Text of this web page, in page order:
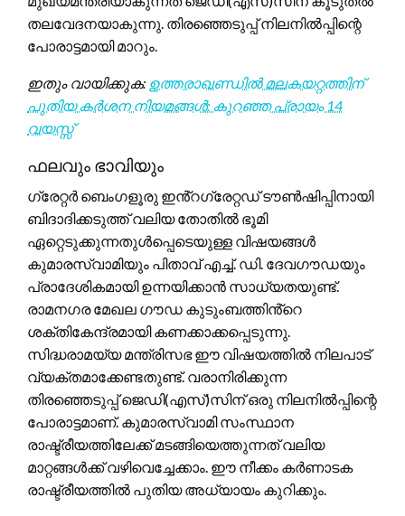
തലവേദനയാകുന്നു. തിരഞ്ഞെടുപ്പ് നിലനിൽപ്പിന്റെ
പോരാട്ടമായി മാറും.
ഇതും വായിക്കുക: ഉത്തരാഖണ്ഡിൽ മലകയറ്റത്തിന്
പുതിയ കര്‍ശന നിയമങ്ങൾ: കുറഞ്ഞ പ്രായം 14
വയസ്സ്
ഫലവും ഭാവിയും
ഗ്രേറ്റർ ബെംഗളൂരു ഇൻ്റഗ്രേറ്റഡ് ടൗൺഷിപ്പിനായി
ബിദാദിക്കടുത്ത് വലിയ തോതിൽ ഭൂമി
ഏറ്റെടുക്കുന്നതുൾപ്പെടെയുള്ള വിഷയങ്ങൾ
കുമാരസ്വാമിയും പിതാവ് എച്ച്. ഡി. ദേവഗൗഡയും
പ്രാദേശികമായി ഉന്നയിക്കാൻ സാധ്യതയുണ്ട്.
രാമനഗര മേഖല ഗൗഡ കുടുംബത്തിൻ്റെ
ശക്തികേന്ദ്രമായി കണക്കാക്കപ്പെടുന്നു.
സിദ്ധരാമയ്യ മന്ത്രിസഭ ഈ വിഷയത്തിൽ നിലപാട്
വ്യക്തമാക്കേണ്ടതുണ്ട്. വരാനിരിക്കുന്ന
തിരഞ്ഞെടുപ്പ് ജെഡി(എസ്)സിന് ഒരു നിലനിൽപ്പിന്റെ
പോരാട്ടമാണ്. കുമാരസ്വാമി സംസ്ഥാന
രാഷ്ട്രീയത്തിലേക്ക് മടങ്ങിയെത്തുന്നത് വലിയ
മാറ്റങ്ങൾക്ക് വഴിവെച്ചേക്കാം. ഈ നീക്കം കർണാടക
രാഷ്ട്രീയത്തിൽ പുതിയ അധ്യായം കുറിക്കും.